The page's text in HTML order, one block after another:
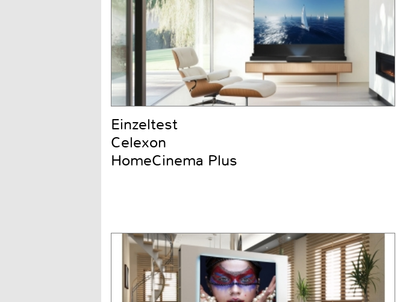
Einzeltest
Celexon
HomeCinema Plus